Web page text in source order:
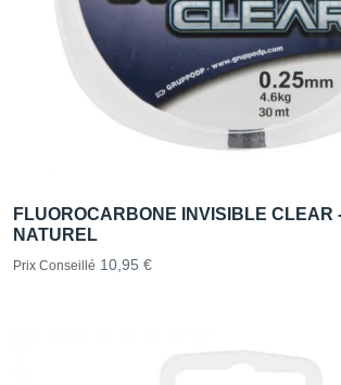
FLUOROCARBONE INVISIBLE CLEAR
NATUREL
Prix Conseillé 10,95 €